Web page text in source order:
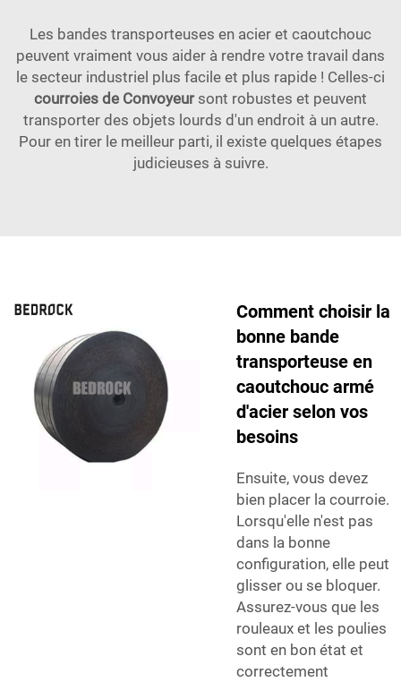
Les bandes transporteuses en acier et caoutchouc
peuvent vraiment vous aider à rendre votre travail dans
le secteur industriel plus facile et plus rapide ! Celles-ci
courroies de Convoyeur sont robustes et peuvent
transporter des objets lourds d'un endroit à un autre.
Pour en tirer le meilleur parti, il existe quelques étapes
judicieuses à suivre.
Comment choisir la
bonne bande
transporteuse en
caoutchouc armé
d'acier selon vos
besoins
Ensuite, vous devez
bien placer la courroie.
Lorsqu'elle n'est pas
dans la bonne
configuration, elle peut
glisser ou se bloquer.
Assurez-vous que les
rouleaux et les poulies
sont en bon état et
correctement